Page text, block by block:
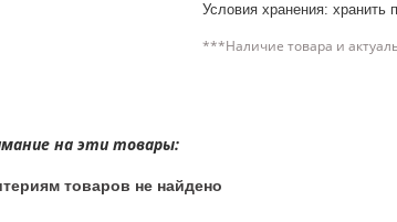
Условия хранения: хранить
***Наличие товара и
на эти товары:
товаров не найдено